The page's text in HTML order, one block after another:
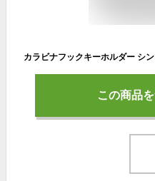
この商品